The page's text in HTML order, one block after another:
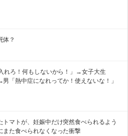
体？
れろ！何もしないから！」→女子大生
「熱中症になれってか！使えないな！」
マトが、妊娠中だけ突然食べられるよう
また食べられなくなった衝撃